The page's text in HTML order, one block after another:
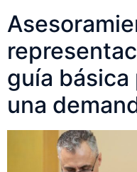
guía
una